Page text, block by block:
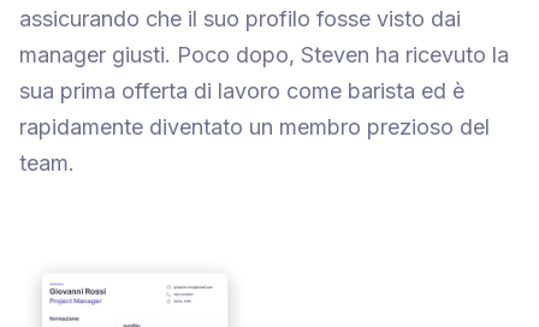
assicurando che il suo profilo fosse visto dai
manager giusti. Poco dopo, Steven ha ricevuto la
sua prima offerta di lavoro come barista ed è
rapidamente diventato un membro prezioso del
team.